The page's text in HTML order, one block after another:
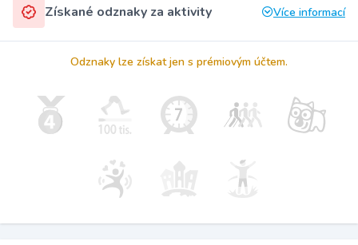
Získané odznaky za aktivity Více informací
Odznaky lze získat jen s prémiovým účtem.